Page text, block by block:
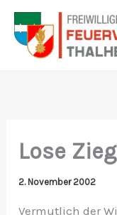
Zum
Inhalt
springen
Lose
2. November 2002
Vermutlich der